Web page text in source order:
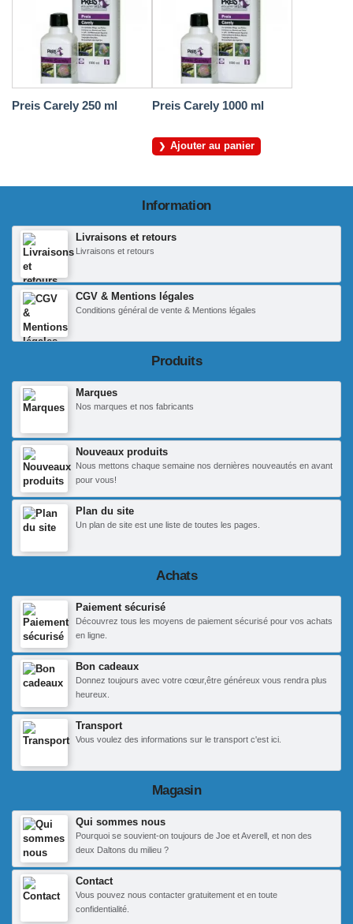
Preis Carely 250 ml Preis Carely 1000 ml
Ajouter au panier
Information
Livraisons et retours
Livraisons et retours
CGV & Mentions légales
Conditions général de vente & Mentions légales
Produits
Marques
Nos marques et nos fabricants
Nouveaux produits
Nous mettons chaque semaine nos dernières nouveautés en avant
pour vous!
Plan du site
Un plan de site est une liste de toutes les pages.
Achats
Paiement sécurisé
Découvrez tous les moyens de paiement sécurisé pour vos achats
en ligne.
Bon cadeaux
Donnez toujours avec votre cœur,être généreux vous rendra plus
heureux.
Transport
Vous voulez des informations sur le transport c'est ici.
Magasin
Qui sommes nous
Pourquoi se souvient-on toujours de Joe et Averell, et non des
deux Daltons du milieu ?
Contact
Vous pouvez nous contacter gratuitement et en toute
confidentialité.